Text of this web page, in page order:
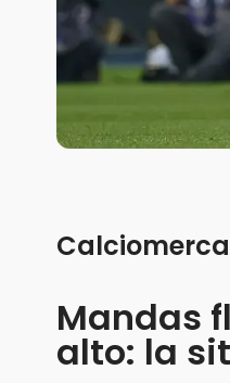
Mandas
alto: la